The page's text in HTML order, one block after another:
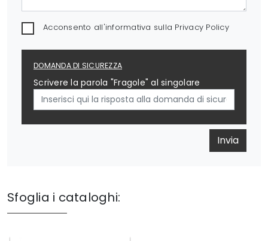
Acconsento all'informativa sulla Privacy Policy
DOMANDA DI SICUREZZA
Scrivere la parola "Fragole" al singolare
Invia
Sfoglia i cataloghi: